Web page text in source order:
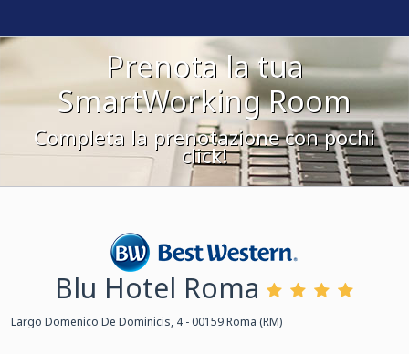
Prenota la tua
SmartWorking Room
Completa la prenotazione con pochi
click!
Best Western
Blu Hotel Roma
Largo Domenico De Dominicis, 4 - 00159 Roma (RM)